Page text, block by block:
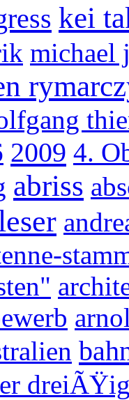
kei
michael
2009 4.
abriss